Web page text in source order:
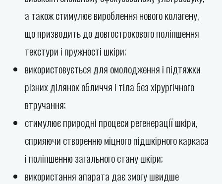
а також стимулює вироблення нового колагену,
що призводить до довгострокового поліпшення
текстури і пружності шкіри;
використовується для омолодження і підтяжки
різних ділянок обличчя і тіла без хірургічного
втручання;
стимулює природні процеси регенерації шкіри,
сприяючи створенню міцного підшкірного каркаса
і поліпшенню загального стану шкіри;
використання апарата дає змогу швидше